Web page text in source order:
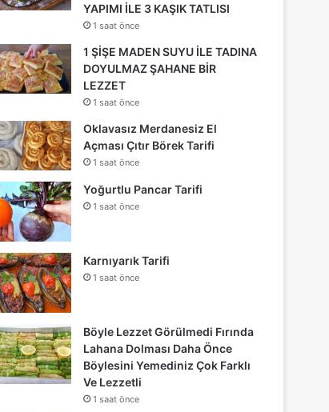
YAPIMI İLE 3 KAŞIK TATLISI
1 saat önce
1 ŞİŞE MADEN SUYU İLE TADINA
DOYULMAZ ŞAHANE BİR
LEZZET
1 saat önce
Oklavasız Merdanesiz El
Açması Çıtır Börek Tarifi
1 saat önce
Yoğurtlu Pancar Tarifi
1 saat önce
Karnıyarık Tarifi
1 saat önce
Böyle Lezzet Görülmedi Fırında
Lahana Dolması Daha Önce
Böylesini Yemediniz Çok Farklı
Ve Lezzetli
1 saat önce